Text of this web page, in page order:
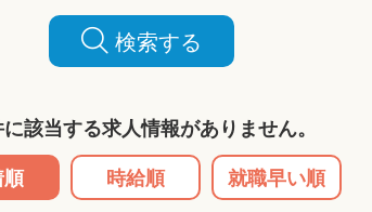
検索する
該当する求人情報がありません。
時給順 就職早い順